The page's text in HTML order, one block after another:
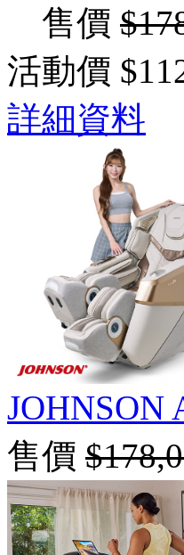
售價
活動價
詳細資料
JOHNSON
售價